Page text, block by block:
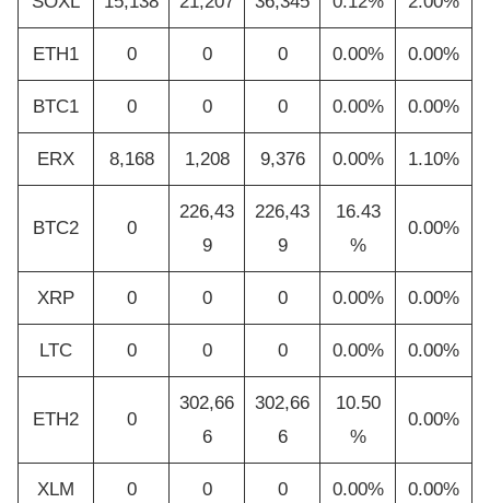
ETH1 0 0 0 0.00% 0.00%
BTC1 0 0 0 0.00% 0.00%
ERX 8,168 1,208 9,376 0.00% 1.10%
BTC2 0
226,43
9
226,43
9
16.43
%
0.00%
XRP 0 0 0 0.00% 0.00%
LTC 0 0 0 0.00% 0.00%
ETH2 0
302,66
6
302,66
6
10.50
%
0.00%
XLM 0 0 0 0.00% 0.00%